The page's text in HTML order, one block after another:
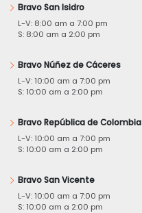
Bravo San Isidro
L-V: 8:00 am a 7:00 pm
S: 8:00 am a 2:00 pm
Bravo Núñez de Cáceres
L-V: 10:00 am a 7:00 pm
S: 10:00 am a 2:00 pm
Bravo República de Colombia
L-V: 10:00 am a 7:00 pm
S: 10:00 am a 2:00 pm
Bravo San Vicente
L-V: 10:00 am a 7:00 pm
S: 10:00 am a 2:00 pm